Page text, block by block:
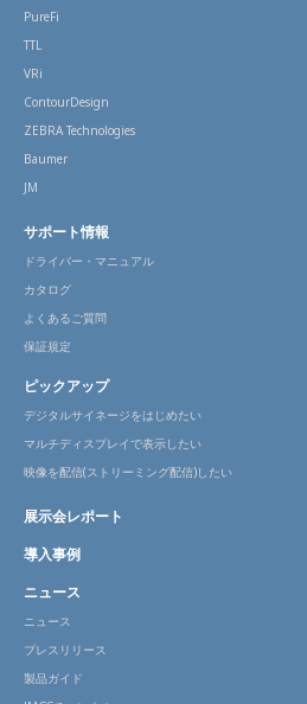
PureFi
TTL
VRi
ContourDesign
ZEBRA Technologies
Baumer
JM
サポート情報
ドライバー・マニュアル
カタログ
よくあるご質問
保証規定
ピックアップ
デジタルサイネージをはじめたい
マルチディスプレイで表示したい
映像を配信(ストリーミング配信)したい
展示会レポート
導入事例
ニュース
ニュース
プレスリリース
製品ガイド